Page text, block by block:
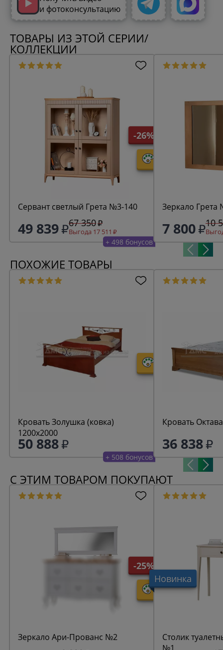
и фотоконсультацию
ТОВАРЫ ИЗ ЭТОЙ СЕРИИ/
КОЛЛЕКЦИИ
-26%
Сервант светлый Грета №3-140
49 839 67 350
Выгода 17 511
+ 498 бонусов
Зеркало Грета
7 800 10
ПОХОЖИЕ ТОВАРЫ
Кровать Золушка (ковка)
1200х2000
50 888
+ 508 бонусов
Кровать
36 838
С ЭТИМ ТОВАРОМ ПОКУПАЮТ
-25%
Зеркало Ари-Прованс №2
Новинка
Столик